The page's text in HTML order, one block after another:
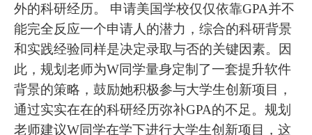
外的科研经历。 申请美国学校仅仅依靠GPA并不
能完全反应一个申请人的潜力，综合的科研背景
和实践经验同样是决定录取与否的关键因素。因
此，规划老师为W同学量身定制了一套提升软件
背景的策略，鼓励她积极参与大学生创新项目，
通过实实在在的科研经历弥补GPA的不足。规划
老师建议W同学在学下进行大学生创新项目，这